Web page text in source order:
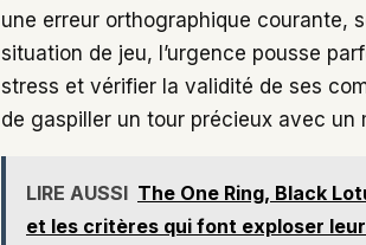
une erreur orthographique courante,
situation de jeu, l’urgence pousse
stress et vérifier la validité de ses
de gaspiller un tour précieux avec un
LIRE AUSSI The One Ring, Black
et les critères qui font exploser